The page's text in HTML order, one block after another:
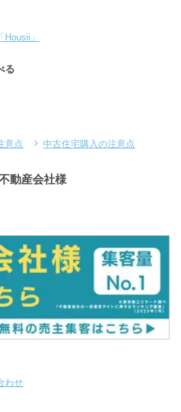
」
る
意点 中古住宅購入の注意点
動産会社様
わせ